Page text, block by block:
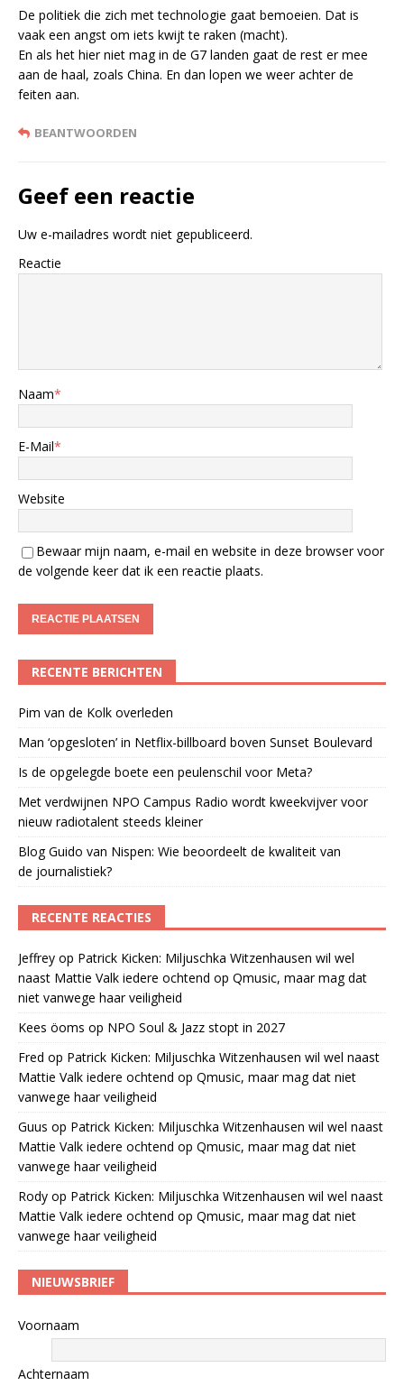
De politiek die zich met technologie gaat bemoeien. Dat is
vaak een angst om iets kwijt te raken (macht).
En als het hier niet mag in de G7 landen gaat de rest er mee
aan de haal, zoals China. En dan lopen we weer achter de
feiten aan.
BEANTWOORDEN
Geef een reactie
Uw e-mailadres wordt niet gepubliceerd.
Reactie
Naam*
E-Mail*
Website
Bewaar mijn naam, e-mail en website in deze browser voor
de volgende keer dat ik een reactie plaats.
RECENTE BERICHTEN
Pim van de Kolk overleden
Man ‘opgesloten’ in Netflix-billboard boven Sunset Boulevard
Is de opgelegde boete een peulenschil voor Meta?
Met verdwijnen NPO Campus Radio wordt kweekvijver voor
nieuw radiotalent steeds kleiner
Blog Guido van Nispen: Wie beoordeelt de kwaliteit van
de journalistiek?
RECENTE REACTIES
Jeffrey op Patrick Kicken: Miljuschka Witzenhausen wil wel
naast Mattie Valk iedere ochtend op Qmusic, maar mag dat
niet vanwege haar veiligheid
Kees öoms op NPO Soul & Jazz stopt in 2027
Fred op Patrick Kicken: Miljuschka Witzenhausen wil wel naast
Mattie Valk iedere ochtend op Qmusic, maar mag dat niet
vanwege haar veiligheid
Guus op Patrick Kicken: Miljuschka Witzenhausen wil wel naast
Mattie Valk iedere ochtend op Qmusic, maar mag dat niet
vanwege haar veiligheid
Rody op Patrick Kicken: Miljuschka Witzenhausen wil wel naast
Mattie Valk iedere ochtend op Qmusic, maar mag dat niet
vanwege haar veiligheid
NIEUWSBRIEF
Voornaam
Achternaam